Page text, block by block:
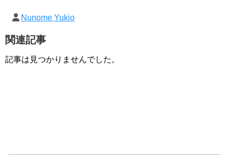
Nunome Yukio
関連記事
記事は見つかりませんでした。